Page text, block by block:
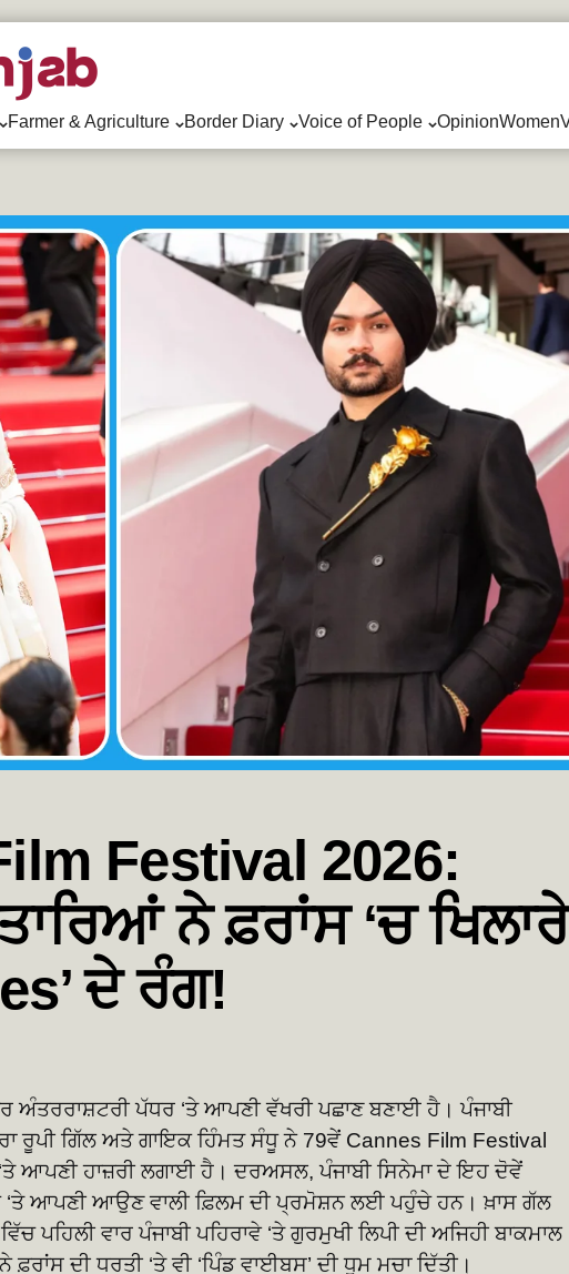
Farmer & Agriculture Border Diary Voice of People Opinion
Festival 2026:
ਨੇ ਫ਼ਰਾਂਸ ‘ਚ ਖਿਲਾਰੇ
ਦੇ ਰੰਗ!
ਅੰਤਰਰਾਸ਼ਟਰੀ ਪੱਧਰ ‘ਤੇ ਆਪਣੀ ਵੱਖਰੀ ਪਛਾਣ ਬਣਾਈ ਹੈ। ਪੰਜਾਬੀ
ਰੂਪੀ ਗਿੱਲ ਅਤੇ ਗਾਇਕ ਹਿੰਮਤ ਸੰਧੂ ਨੇ 79ਵੇਂ Cannes Film Festival
ਆਪਣੀ ਹਾਜ਼ਰੀ ਲਗਾਈ ਹੈ। ਦਰਅਸਲ, ਪੰਜਾਬੀ ਸਿਨੇਮਾ ਦੇ ਇਹ ਦੋਵੇਂ
ਆਪਣੀ ਆਉਣ ਵਾਲੀ ਫ਼ਿਲਮ ਦੀ ਪ੍ਰਮੋਸ਼ਨ ਲਈ ਪਹੁੰਚੇ ਹਨ। ਖ਼ਾਸ ਗੱਲ
ਪਹਿਲੀ ਵਾਰ ਪੰਜਾਬੀ ਪਹਿਰਾਵੇ ‘ਤੇ ਗੁਰਮੁਖੀ ਲਿਪੀ ਦੀ ਅਜਿਹੀ ਬਾਕਮਾਲ
ਦੀ ਧਰਤੀ ‘ਤੇ ਵੀ ‘ਪਿੰਡ ਵਾਈਬਸ’ ਦੀ ਧੂਮ ਮਚਾ ਦਿੱਤੀ।